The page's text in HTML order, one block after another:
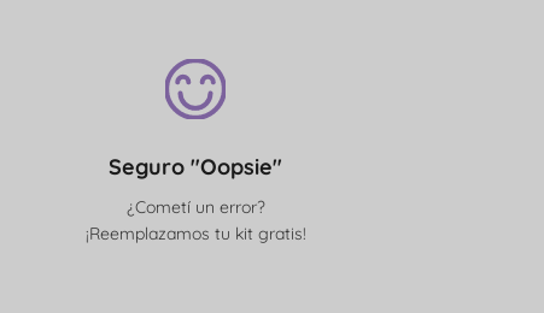
Seguro "Oopsie"
¿Cometí un error?
¡Reemplazamos tu kit gratis!